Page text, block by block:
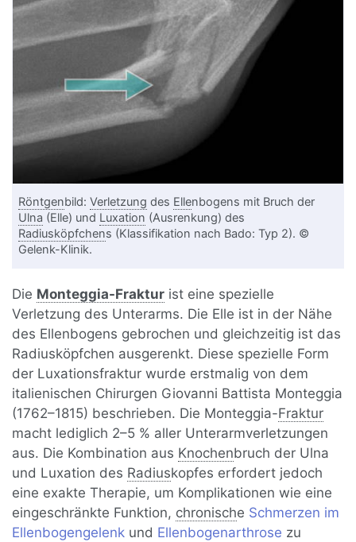
Röntgenbild:Verletzung des Ellenbogens mit Bruch der
Ulna (Elle) und Luxation (Ausrenkung) des
Radiusköpfchens (Klassifikation nach Bado: Typ 2). ©
Gelenk-Klinik.
Die Monteggia-Fraktur ist eine spezielle
Verletzung des Unterarms. Die Elle ist in der Nähe
des Ellenbogens gebrochen und gleichzeitig ist das
Radiusköpfchen ausgerenkt. Diese spezielle Form
der Luxationsfraktur wurde erstmalig von dem
italienischen Chirurgen Giovanni Battista Monteggia
(1762–1815) beschrieben. Die Monteggia-Fraktur
macht lediglich 2–5 % aller Unterarmverletzungen
aus. Die Kombination aus Knochenbruch der Ulna
und Luxation des Radiuskopfes erfordert jedoch
eine exakte Therapie, um Komplikationen wie eine
eingeschränkte Funktion, chronische Schmerzen im
Ellenbogengelenk und Ellenbogenarthrose zu